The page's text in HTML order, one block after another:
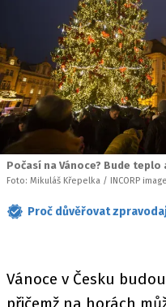
Počasí na Vánoce? Bude teplo
Foto: Mikuláš Křepelka / INCORP
Proč důvěřovat
Vánoce v Česku
přičemž na horách